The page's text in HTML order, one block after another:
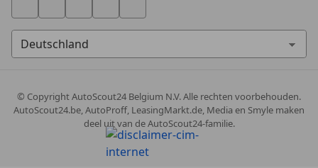
© CopyrightAutoScout24 Belgium N.V. Alle rechten voorbehouden.
AutoScout24.be, AutoProff, LeasingMarkt.de, Media en Smyle maken
deel uit van de AutoScout24-familie.